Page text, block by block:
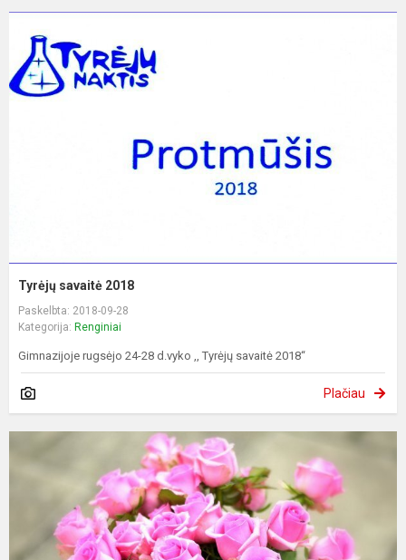
Tyrėjų savaitė 2018
Paskelbta: 2018-09-28
Kategorija: Renginiai
Gimnazijoje rugsėjo 24-28 d.vyko ,, Tyrėjų savaitė 2018‘‘
Plačiau